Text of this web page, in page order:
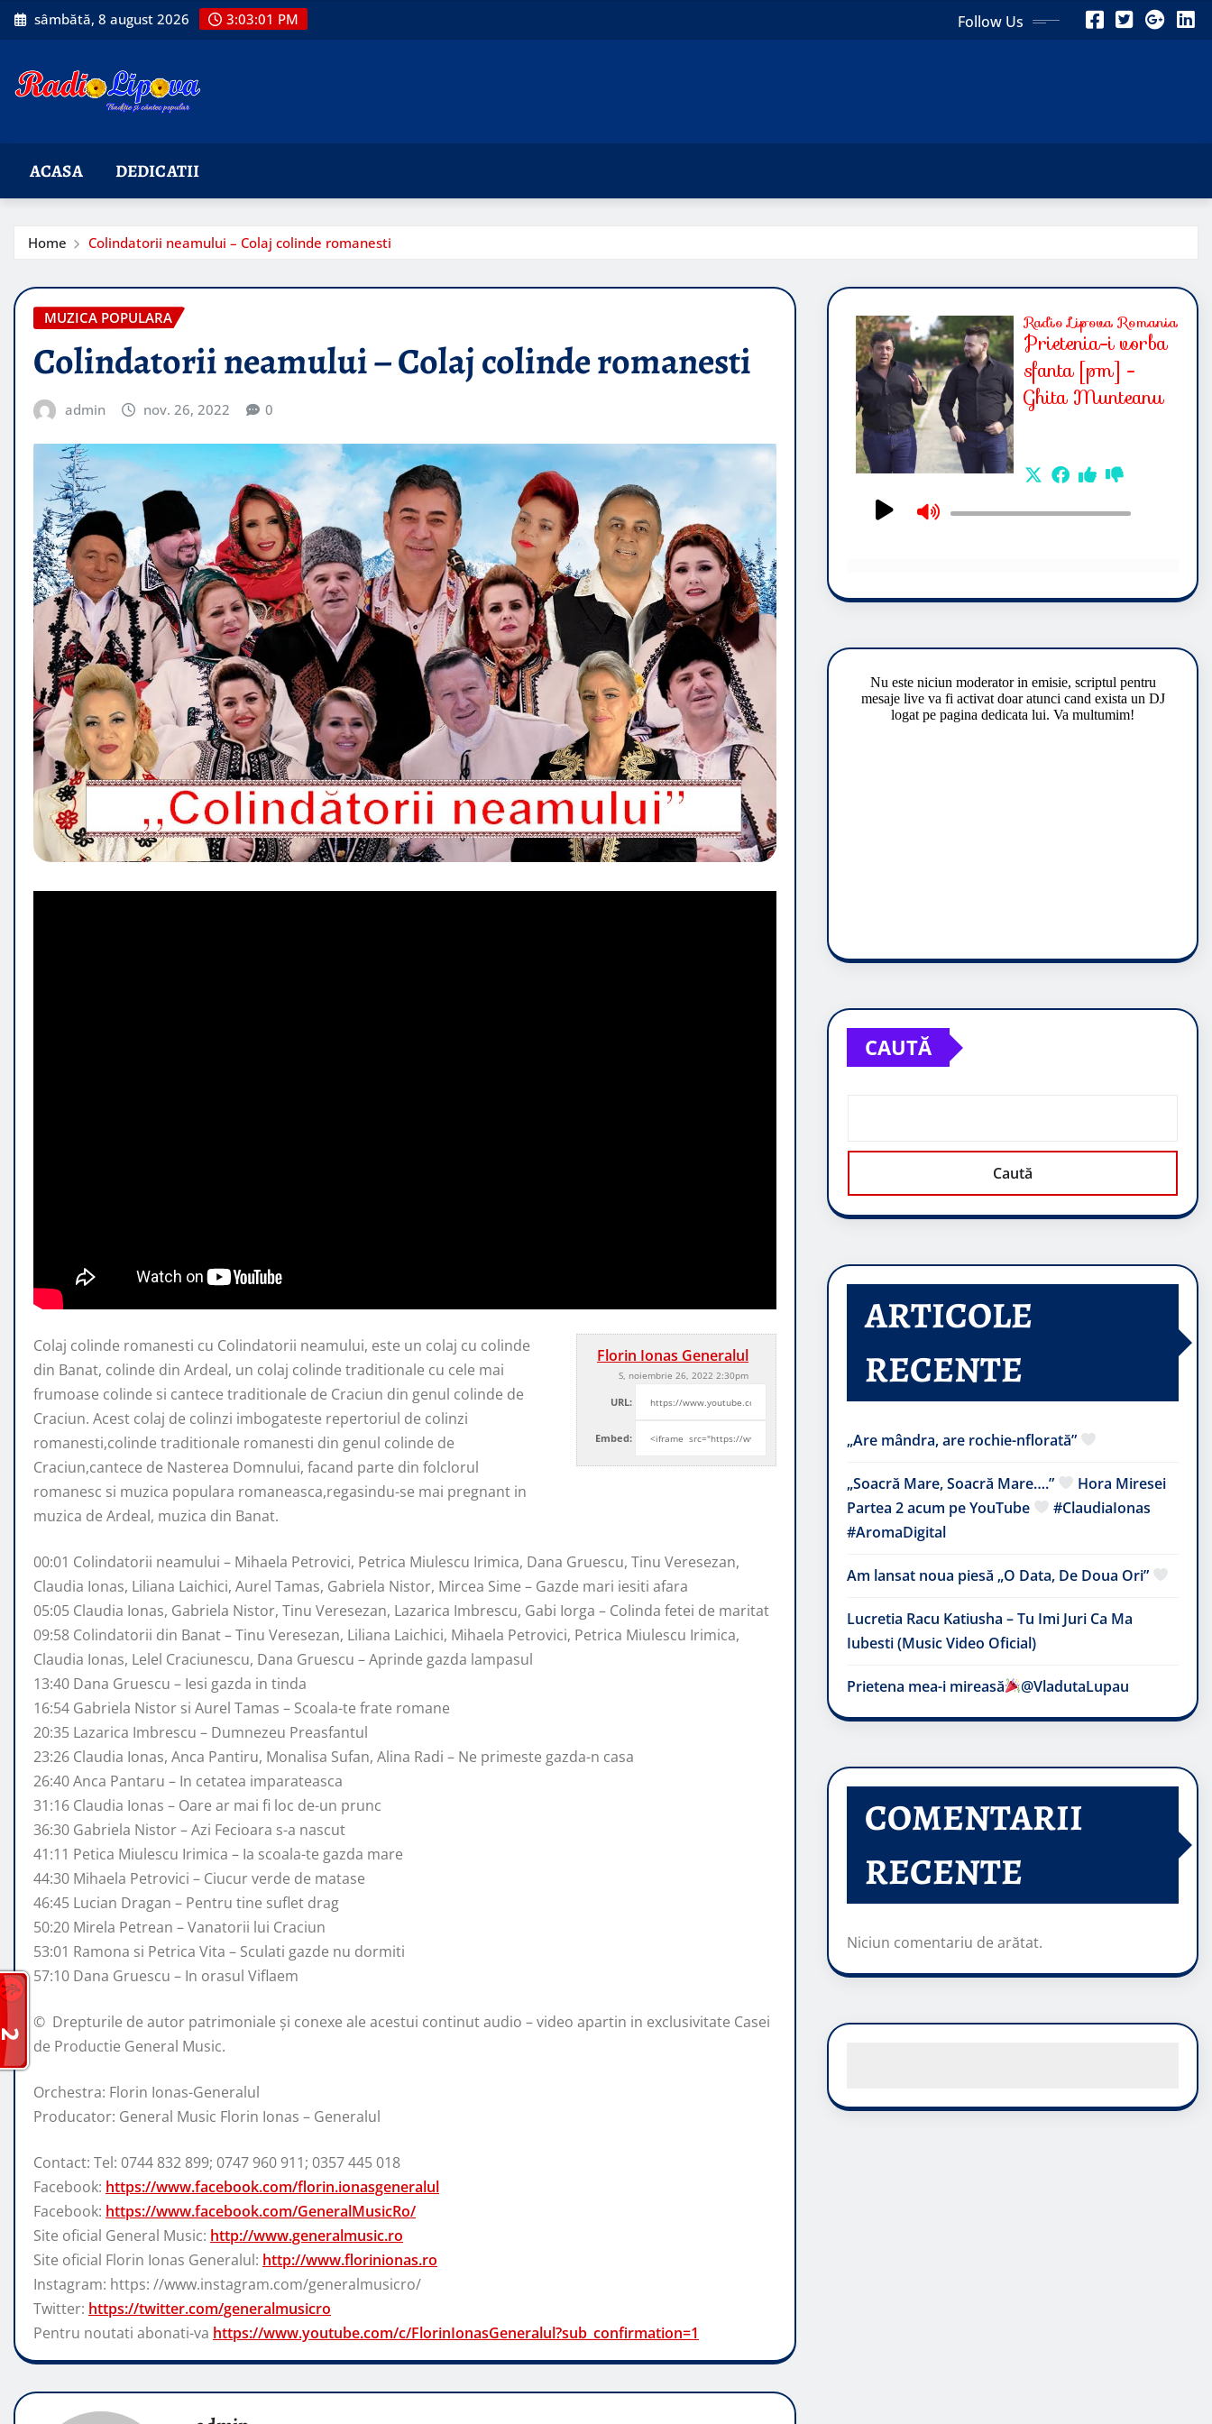
Skip
to
sâmbătă, 8 august 2026 3:03:03 PM Follow Us
ACASA DEDICATII
Home Colindatorii neamului – Colaj colinde romanesti
MUZICA POPULARA
Colindatorii neamului – Colaj colinde romanesti
admin nov. 26, 2022 0
Florin Ionas Generalul
S, noiembrie 26, 2022 2:30pm
URL:
Embed:
Colaj colinde romanesti cu Colindatorii neamului, este un colaj cu colinde
din Banat, colinde din Ardeal, un colaj colinde traditionale cu cele mai
frumoase colinde si cantece traditionale de Craciun din genul colinde de
Craciun. Acest colaj de colinzi imbogateste repertoriul de colinzi
romanesti,colinde traditionale romanesti din genul colinde de
Craciun,cantece de Nasterea Domnului, facand parte din folclorul
romanesc si muzica populara romaneasca,regasindu-se mai pregnant in
muzica de Ardeal, muzica din Banat.
00:01 Colindatorii neamului – Mihaela Petrovici, Petrica Miulescu Irimica, Dana Gruescu, Tinu Veresezan,
Claudia Ionas, Liliana Laichici, Aurel Tamas, Gabriela Nistor, Mircea Sime – Gazde mari iesiti afara
05:05 Claudia Ionas, Gabriela Nistor, Tinu Veresezan, Lazarica Imbrescu, Gabi Iorga – Colinda fetei de maritat
09:58 Colindatorii din Banat – Tinu Veresezan, Liliana Laichici, Mihaela Petrovici, Petrica Miulescu Irimica,
Claudia Ionas, Lelel Craciunescu, Dana Gruescu – Aprinde gazda lampasul
13:40 Dana Gruescu – Iesi gazda in tinda
16:54 Gabriela Nistor si Aurel Tamas – Scoala-te frate romane
20:35 Lazarica Imbrescu – Dumnezeu Preasfantul
23:26 Claudia Ionas, Anca Pantiru, Monalisa Sufan, Alina Radi – Ne primeste gazda-n casa
26:40 Anca Pantaru – In cetatea imparateasca
31:16 Claudia Ionas – Oare ar mai fi loc de-un prunc
36:30 Gabriela Nistor – Azi Fecioara s-a nascut
41:11 Petica Miulescu Irimica – Ia scoala-te gazda mare
44:30 Mihaela Petrovici – Ciucur verde de matase
46:45 Lucian Dragan – Pentru tine suflet drag
50:20 Mirela Petrean – Vanatorii lui Craciun
53:01 Ramona si Petrica Vita – Sculati gazde nu dormiti
57:10 Dana Gruescu – In orasul Viflaem
© ️ Drepturile de autor patrimoniale și conexe ale acestui continut audio – video apartin in exclusivitate Casei
de Productie General Music.
Orchestra: Florin Ionas-Generalul
Producator: General Music Florin Ionas – Generalul
Contact: Tel: 0744 832 899; 0747 960 911; 0357 445 018
Facebook: https://www.facebook.com/florin.ionasgeneralul
Facebook: https://www.facebook.com/GeneralMusicRo/
Site oficial General Music: http://www.generalmusic.ro
Site oficial Florin Ionas Generalul: http://www.florinionas.ro
Instagram: https: //www.instagram.com/generalmusicro/
Twitter: https://twitter.com/generalmusicro
Pentru noutati abonati-va https://www.youtube.com/c/FlorinIonasGeneralul?sub_confirmation=1
CAUTĂ
Caută
ARTICOLE
RECENTE
„Are mândra, are rochie-nflorată”
„Soacră Mare, Soacră Mare….”
Hora Miresei
Partea 2 acum pe YouTube
#ClaudiaIonas
#AromaDigital
Am lansat noua piesă „O Data, De Doua Ori”
Lucretia Racu Katiusha – Tu Imi Juri Ca Ma
Iubesti (Music Video Oficial)
Prietena mea-i mireasă​ @VladutaLupau
COMENTARII
RECENTE
Niciun comentariu de arătat.